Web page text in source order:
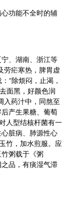
功能不全时的辅
、湖南、浙江等
劳疟寒热，脾胃虚
“除烦闷，止渴，
面黑，好颜色润
入药汁中，同熬至
产生果糖、葡萄
人型结核杆菌有一
脏病、肺源性心
竹，加水煎服。应
粥载于《粥
品，有痰湿气滞